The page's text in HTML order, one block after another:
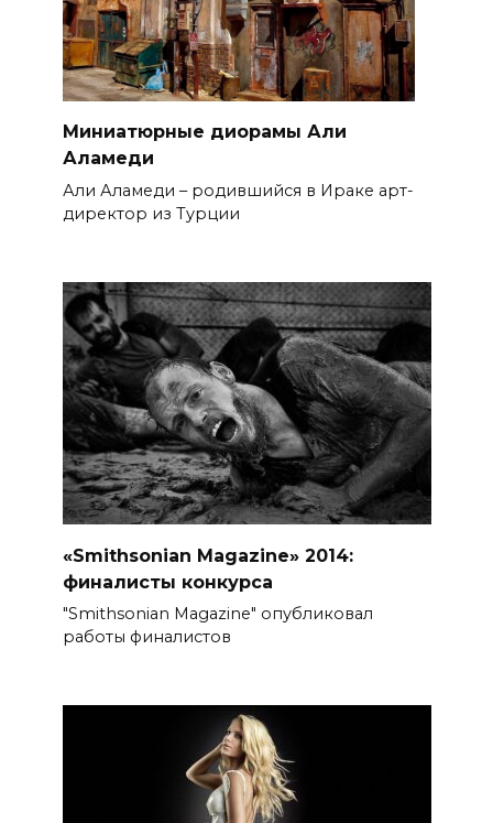
Миниатюрные диорамы Али
Аламеди
Али Аламеди – родившийся в Ираке арт-
директор из Турции
«Smithsonian Magazine» 2014:
финалисты конкурса
"Smithsonian Magazine" опубликовал
работы финалистов